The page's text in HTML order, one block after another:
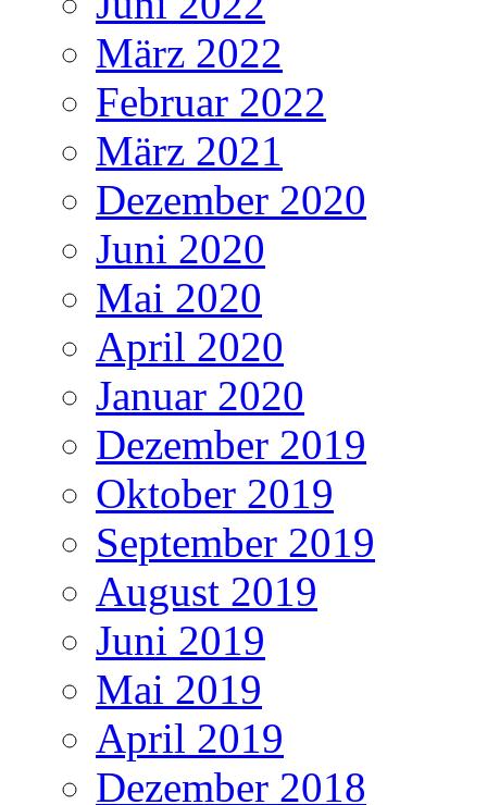
März 2022
Februar 2022
März 2021
Dezember 2020
Juni 2020
Mai 2020
April 2020
Januar 2020
Dezember 2019
Oktober 2019
September 2019
August 2019
Juni 2019
Mai 2019
April 2019
Dezember 2018